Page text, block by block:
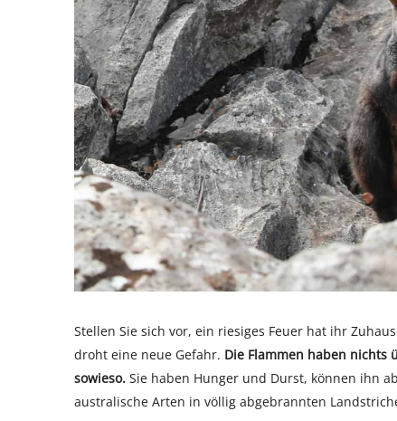
Stellen Sie sich vor, ein riesiges Feuer hat ihr
droht eine neue Gefahr. Die Flammen haben nichts
sowieso. Sie haben Hunger und Durst, können ihn
australische Arten in völlig abgebrannten